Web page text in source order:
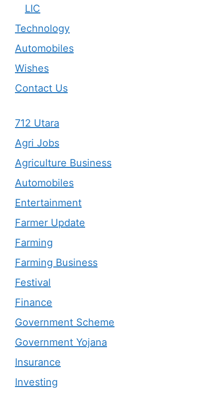
LIC
Technology
Automobiles
Wishes
Contact Us
712 Utara
Agri Jobs
Agriculture Business
Automobiles
Entertainment
Farmer Update
Farming
Farming Business
Festival
Finance
Government Scheme
Government Yojana
Insurance
Investing